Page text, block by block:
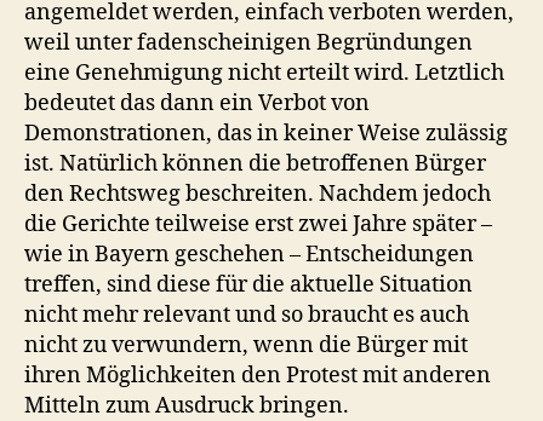
angemeldet werden, einfach verboten werden,
weil unter fadenscheinigen Begründungen
eine Genehmigung nicht erteilt wird. Letztlich
bedeutet das dann ein Verbot von
Demonstrationen, das in keiner Weise zulässig
ist. Natürlich können die betroffenen Bürger
den Rechtsweg beschreiten. Nachdem jedoch
die Gerichte teilweise erst zwei Jahre später –
wie in Bayern geschehen – Entscheidungen
treffen, sind diese für die aktuelle Situation
nicht mehr relevant und so braucht es auch
nicht zu verwundern, wenn die Bürger mit
ihren Möglichkeiten den Protest mit anderen
Mitteln zum Ausdruck bringen.